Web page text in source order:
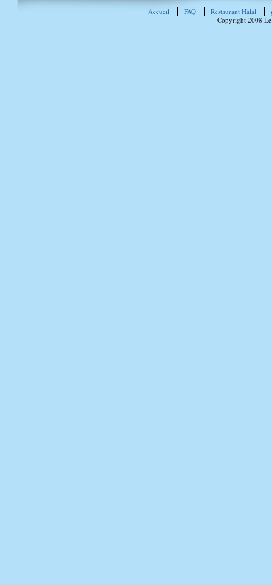
Accueil FAQ Restaurant Halal
Copyright 2008